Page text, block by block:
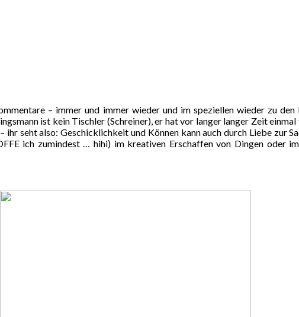
– immer und immer wieder und im speziellen wieder zu
ist kein Tischler (Schreiner), er hat vor langer langer Zeit
seht also: Geschicklichkeit und Können kann auch durch Liebe zur
ich zumindest … hihi) im kreativen Erschaffen von Dingen oder